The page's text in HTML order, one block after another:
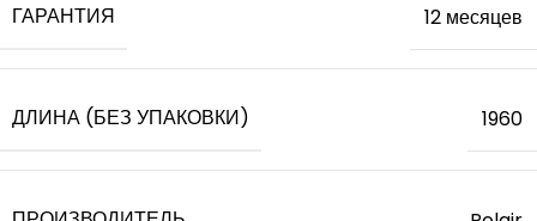
ГАРАНТИЯ 12 месяцев
ДЛИНА (БЕЗ УПАКОВКИ) 1960